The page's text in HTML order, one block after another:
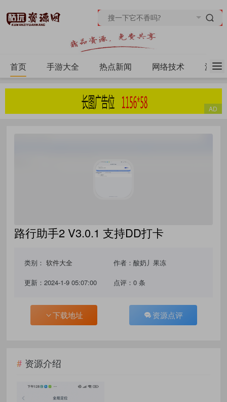
首页 手游大全 热点新闻 网络技术 源码
路行助手2 V3.0.1 支持DD打卡
类别：软件大全 作者：酸奶丿果冻
更新：2024-1-9 05:07:00 点评：0 条
下载地址 资源点评
资源介绍